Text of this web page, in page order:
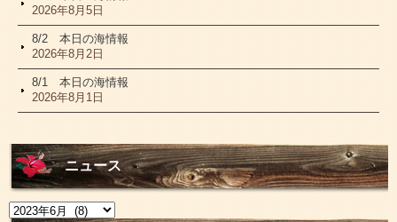
2026年8月5日
8/2 本日の海情報
2026年8月2日
8/1 本日の海情報
2026年8月1日
ニュース
ニ